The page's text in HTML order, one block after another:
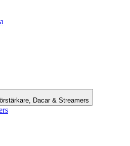
Dacar & Streamers